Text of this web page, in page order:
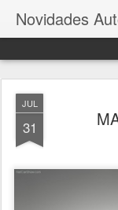
Novidades
JUL
31